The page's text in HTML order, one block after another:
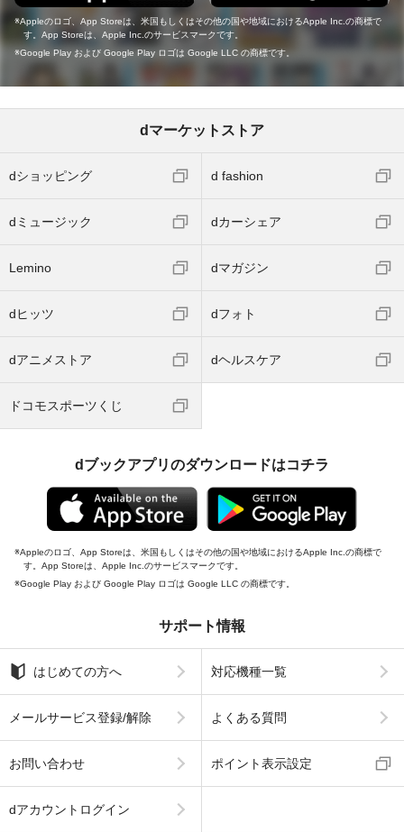
Appleのロゴ、App Storeは、米国もしくはその他の国や地域におけるApple Inc.の商標で
す。App Storeは、Apple Inc.のサービスマークです。
Google Play および Google Play ロゴは Google LLC の商標です。
dマーケットストア
dショッピング d fashion
dミュージック dカーシェア
Lemino dマガジン
dヒッツ dフォト
dアニメストア dヘルスケア
ドコモスポーツくじ
dブックアプリのダウンロードはコチラ
Appleのロゴ、App Storeは、米国もしくはその他の国や地域におけるApple Inc.の商標で
す。App Storeは、Apple Inc.のサービスマークです。
Google Play および Google Play ロゴは Google LLC の商標です。
サポート情報
はじめての方へ 対応機種一覧
メールサービス登録/解除 よくある質問
お問い合わせ ポイント表示設定
dアカウントログイン